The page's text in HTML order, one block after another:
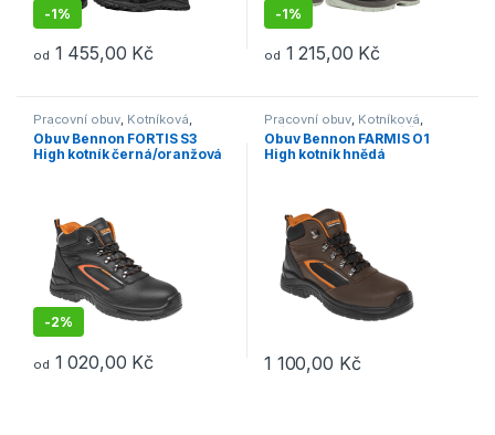
-1%
od 1 455,00 Kč
-1%
od 1 215,00 Kč
Pracovní obuv Kotníková
S3/S1P
Obuv Bennon FORTIS S3
High kotník černá/oranžová
-2%
od 1 020,00 Kč
Tento produkt má více variant. Možnosti lze vybrat na stránce
Pracovní obuv Kotníková
O1/O2 ,Outdoor a volný čas
Obuv
Obuv Bennon FARMIS O1
High kotník hnědá
1 100,00 Kč
Tento produkt má více